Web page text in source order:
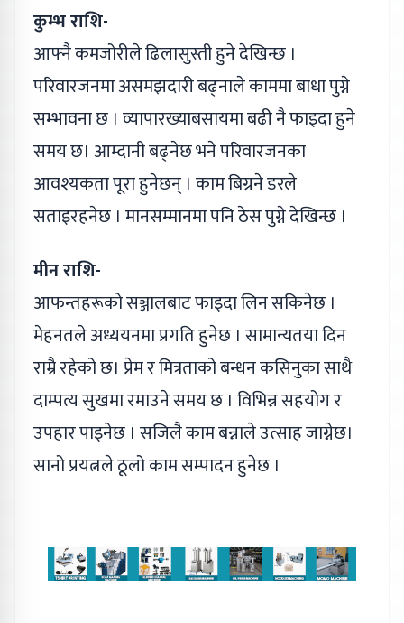
कुम्भ राशि-
आफ्नै कमजोरीले ढिलासुस्ती हुने देखिन्छ ।
परिवारजनमा असमझदारी बढ्‌नाले काममा बाधा पुग्ने
सम्भावना छ । व्यापारख्याबसायमा बढी नै फाइदा हुने
समय छ। आम्दानी बढ्‌नेछ भने परिवारजनका
आवश्यकता पूरा हुनेछन् । काम बिग्रने डरले
सताइरहनेछ । मानसम्मानमा पनि ठेस पुग्ने देखिन्छ ।
मीन राशि-
आफन्तहरूको सञ्जालबाट फाइदा लिन सकिनेछ ।
मेहनतले अध्ययनमा प्रगति हुनेछ । सामान्यतया दिन
राम्रै रहेको छ। प्रेम र मित्रताको बन्धन कसिनुका साथै
दाम्पत्य सुखमा रमाउने समय छ । विभिन्न सहयोग र
उपहार पाइनेछ । सजिलै काम बन्नाले उत्साह जाग्नेछ।
सानो प्रयत्नले ठूलो काम सम्पादन हुनेछ ।